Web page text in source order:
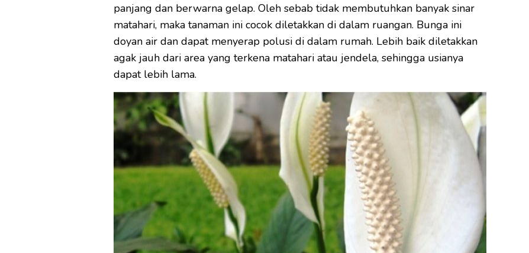
panjang dan berwarna gelap. Oleh sebab tidak membutuhkan banyak sinar
matahari, maka tanaman ini cocok diletakkan di dalam ruangan. Bunga ini
doyan air dan dapat menyerap polusi di dalam rumah. Lebih baik diletakkan
agak jauh dari area yang terkena matahari atau jendela, sehingga usianya
dapat lebih lama.